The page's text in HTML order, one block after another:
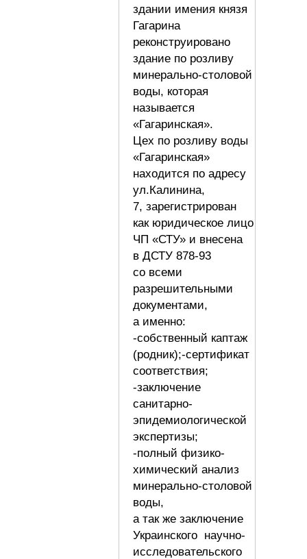
здании имения князя
Гагарина
реконструировано
здание по розливу
минерально-столовой
воды, которая
называется
«Гагаринская».
Цех по розливу воды
«Гагаринская»
находится по адресу
ул.Калинина,
7, зарегистрирован
как юридическое лицо
ЧП «СТУ» и внесена
в ДСТУ 878-93
со всеми
разрешительными
документами,
а именно:
-собственный каптаж
(родник);-сертификат
соответствия;
-заключение
санитарно-
эпидемиологической
экспертизы;
-полный физико-
химический анализ
минерально-столовой
воды,
а так же заключение
Украинского научно-
исследовательского